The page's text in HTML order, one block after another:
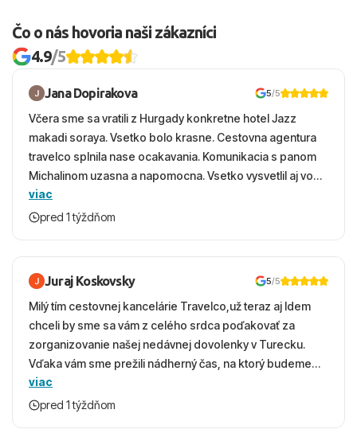
Čo o nás hovoria naši zákazníci
4.9/5
Jana Dopirakova 5/5
Včera sme sa vratili z Hurgady konkretne hotel Jazz
makadi soraya. Vsetko bolo krasne. Cestovna agentura
travelco splnila nase ocakavania. Komunikacia s panom
Michalinom uzasna a napomocna. Vsetko vysvetlil aj vo
vecernych hodinach zaco sa ospravedlnujem. Hotel
krasny, cisty. Sluzby top. Strava, prostredie, more,
viac
pred 1 týždňom
Juraj Koskovsky 5/5
Milý tím cestovnej kancelárie Travelco,už teraz aj Idem
chceli by sme sa vám z celého srdca poďakovať za
zorganizovanie našej nedávnej dovolenky v Turecku.
Vďaka vám sme prežili nádherný čas, na ktorý budeme
ešte dlho s úsmevom spomínať. ​Všetko prebehlo
absolútne hladko – od prvotného výberu zájazdu, cez
viac
pred 1 týždňom